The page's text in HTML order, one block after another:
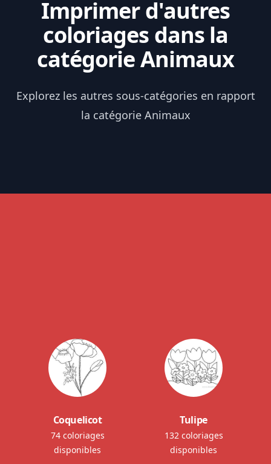
Imprimer d'autres
coloriages dans la
catégorie Animaux
Explorez les autres sous-catégories en rapport
la catégorie Animaux
Coquelicot
74 coloriages
disponibles
Tulipe
132 coloriages
disponibles